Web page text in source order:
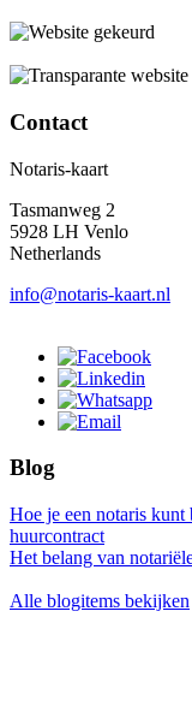
Contact
Notaris-kaart
Tasmanweg 2
5928 LH Venlo
Netherlands
info@notaris-kaart.nl
Blog
Hoe je een notaris kunt
huurcontract
Het belang van
Alle blogitems bekijken